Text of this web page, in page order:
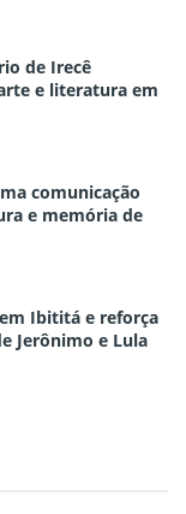
de Irecê
e literatura em
comunicação
e memória de
Ibititá e reforça
Jerônimo e Lula